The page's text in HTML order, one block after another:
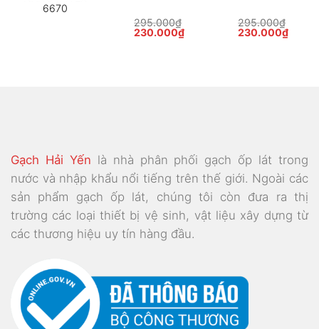
6670
295.000₫
Giá
230.000₫Giá
295.000₫
Giá
230.000₫Giá
Gạch Hải Yến là nhà phân phối gạch ốp lát trong
nước và nhập khẩu nổi tiếng trên thế giới. Ngoài các
sản phẩm gạch ốp lát, chúng tôi còn đưa ra thị
trường các loại thiết bị vệ sinh, vật liệu xây dựng từ
các thương hiệu uy tín hàng đầu.